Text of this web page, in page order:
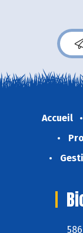
Accueil